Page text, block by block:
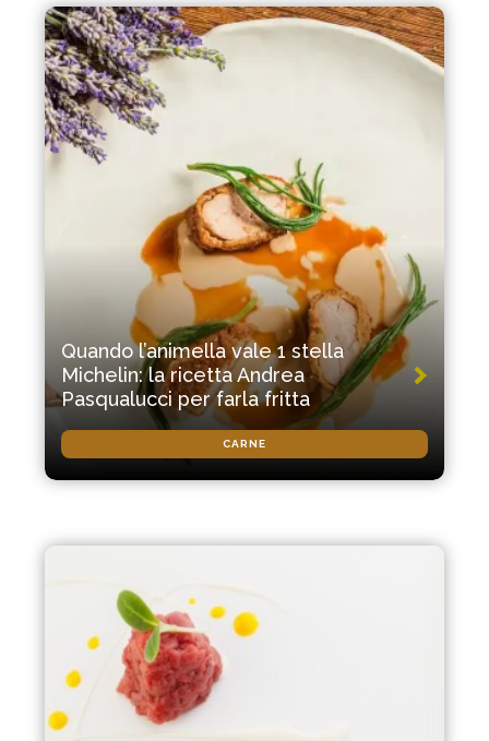
Quando l’animella vale 1 stella
Michelin: la ricetta Andrea
Pasqualucci per farla fritta
CARNE